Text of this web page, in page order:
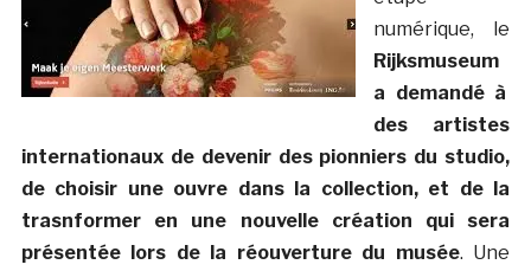
numérique, le
Rijksmuseum
a demandé à
des artistes
internationaux de devenir des pionniers du studio,
de choisir une ouvre dans la collection, et de la
trasnformer en une nouvelle création qui sera
présentée lors de la réouverture du musée. Une